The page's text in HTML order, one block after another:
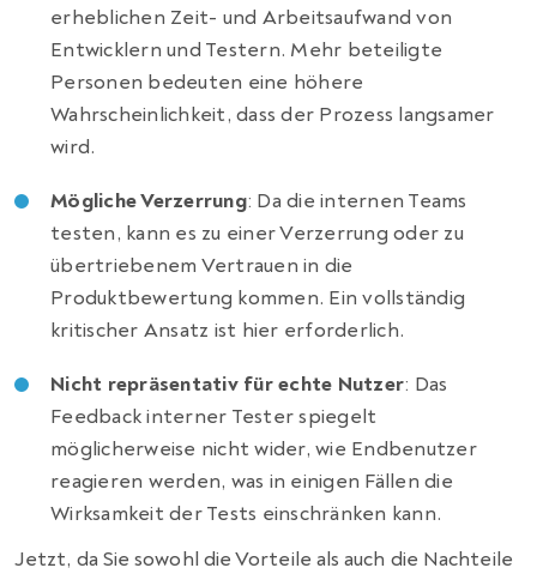
erheblichen Zeit- und Arbeitsaufwand von
Entwicklern und Testern. Mehr beteiligte
Personen bedeuten eine höhere
Wahrscheinlichkeit, dass der Prozess langsamer
wird.
Mögliche Verzerrung: Da die internen Teams
testen, kann es zu einer Verzerrung oder zu
übertriebenem Vertrauen in die
Produktbewertung kommen. Ein vollständig
kritischer Ansatz ist hier erforderlich.
Nicht repräsentativ für echte Nutzer: Das
Feedback interner Tester spiegelt
möglicherweise nicht wider, wie Endbenutzer
reagieren werden, was in einigen Fällen die
Wirksamkeit der Tests einschränken kann.
Jetzt, da Sie sowohl die Vorteile als auch die Nachteile